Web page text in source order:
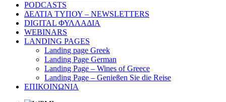
PODCASTS
ΔΕΛΤΙΑ ΤΥΠΟΥ – NEWSLETTERS
DIGITAL ΦΥΛΛΑΔΙΑ
WEBINARS
LANDING PAGES
Landing page Greek
Landing Page German
Landing Page – Wines of Greece
Landing Page – Genießen Sie die Reise
ΕΠΙΚΟΙΝΩΝΙΑ